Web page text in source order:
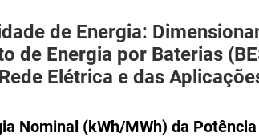
de Energia:
de Energia por Baterias
Elétrica e das
Nominal (kWh/MWh) da